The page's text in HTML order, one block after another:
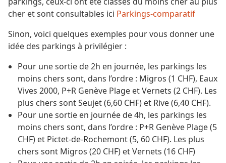
cher et sont consultables ici Parkings-comparatif
Sinon, voici quelques exemples pour vous donner une
idée des parkings à privilégier :
Pour une sortie de 2h en journée, les parkings les
moins chers sont, dans l’ordre : Migros (1 CHF), Eaux
Vives 2000, P+R Genève Plage et Vernets (2 CHF). Les
plus chers sont Seujet (6,60 CHF) et Rive (6,40 CHF).
Pour une sortie en journée de 4h, les parkings les
moins chers sont, dans l’ordre : P+R Genève Plage (5
CHF) et Pictet-de-Rochemont (5, 60 CHF). Les plus
chers sont Migros (20 CHF) et Vernets (16 CHF)